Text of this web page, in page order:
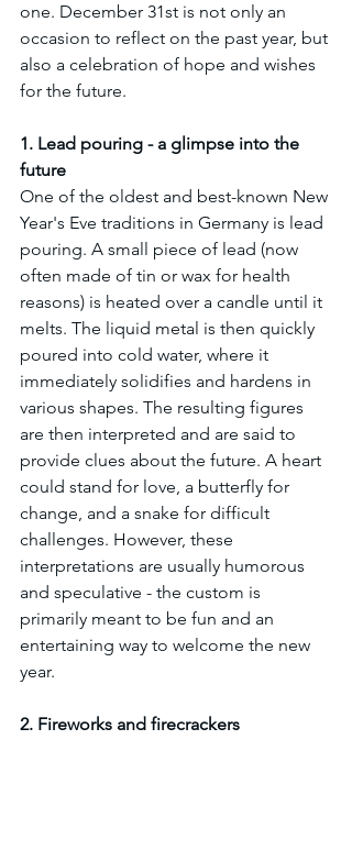
one. December 31st is not only an
occasion to reflect on the past year, but
also a celebration of hope and wishes
for the future.
1. Lead pouring - a glimpse into the
future
One of the oldest and best-known New
Year's Eve traditions in Germany is lead
pouring. A small piece of lead (now
often made of tin or wax for health
reasons) is heated over a candle until it
melts. The liquid metal is then quickly
poured into cold water, where it
immediately solidifies and hardens in
various shapes. The resulting figures
are then interpreted and are said to
provide clues about the future. A heart
could stand for love, a butterfly for
change, and a snake for difficult
challenges. However, these
interpretations are usually humorous
and speculative - the custom is
primarily meant to be fun and an
entertaining way to welcome the new
year.
2. Fireworks and firecrackers